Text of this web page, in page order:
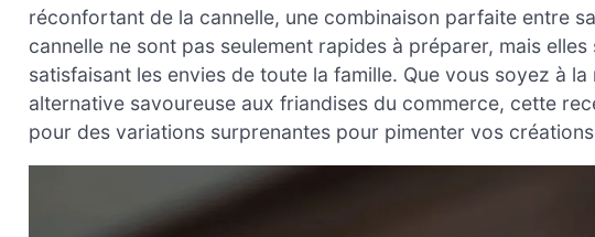
réconfortant de la cannelle, une combinaison parfaite entre
cannelle ne sont pas seulement rapides à préparer, mais
satisfaisant les envies de toute la famille. Que vous soyez à la
alternative savoureuse aux friandises du commerce, cette
pour des variations surprenantes pour pimenter vos créations